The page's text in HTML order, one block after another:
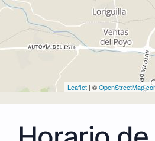
Leaflet | ©OpenStreetMap